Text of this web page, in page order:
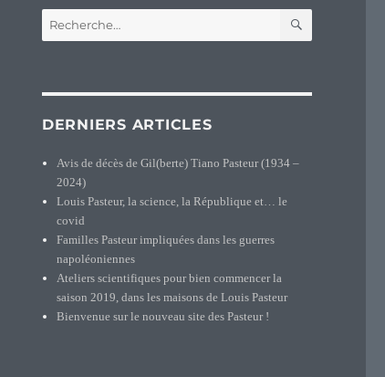
Recherche
pour :
DERNIERS ARTICLES
Avis de décès de Gil(berte) Tiano Pasteur (1934 –
2024)
Louis Pasteur, la science, la République et… le
covid
Familles Pasteur impliquées dans les guerres
napoléoniennes
Ateliers scientifiques pour bien commencer la
saison 2019, dans les maisons de Louis Pasteur
Bienvenue sur le nouveau site des Pasteur !